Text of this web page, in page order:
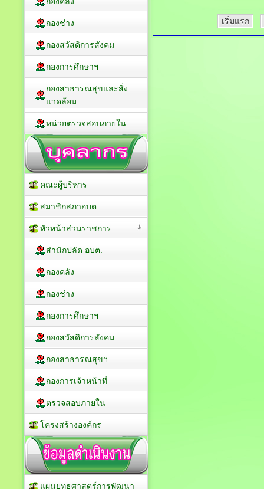
สำนักปลัด อบต.
กองคลัง
กองช่าง
กองสวัสดิการสังคม
กองการศึกษาฯ
กองสาธารณสุขและสิ่ง
แวดล้อม
หน่วยตรวจสอบภายใน
คณะผู้บริหาร
สมาชิกสภาอบต
หัวหน้าส่วนราชการ
สำนักปลัด อบต.
กองคลัง
กองช่าง
กองการศึกษาฯ
กองสวัสดิการสังคม
กองสาธารณสุขฯ
กองการเจ้าหน้าที่
ตรวจสอบภายใน
โครงสร้างองค์กร